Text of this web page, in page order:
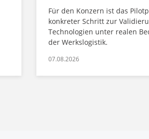
Für den Konzern ist das
konkreter Schritt zur
Technologien unter realen
der Werkslogistik.
07.08.2026